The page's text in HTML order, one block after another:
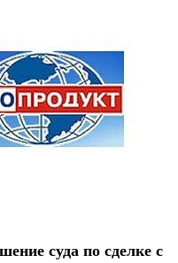
суда по сделке с